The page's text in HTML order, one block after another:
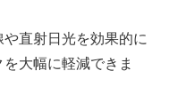
直射日光を効果的に
大幅に軽減できま